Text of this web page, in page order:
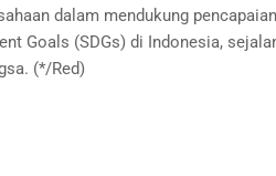
dalam mendukung
Goals (SDGs) di Indonesia,
(*/Red)